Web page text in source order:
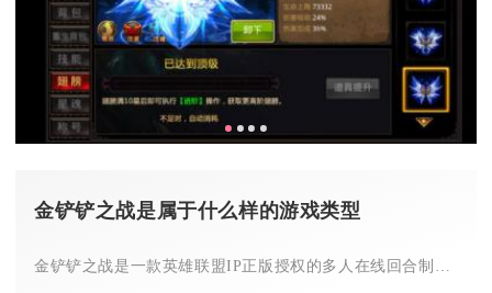
金铲铲之战是属于什么样的游戏类型